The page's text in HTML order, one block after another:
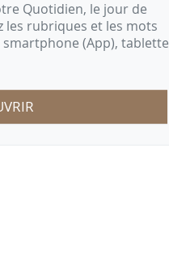
Quotidien, le jour de
les rubriques et les mots
smartphone (App), tablette